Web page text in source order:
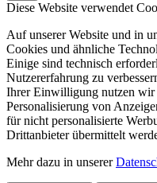
Diese Website verwendet
Auf unserer Website und in
Cookies und ähnliche
Einige sind technisch
Nutzererfahrung zu
Ihrer Einwilligung nutzen wir
Personalisierung von
für nicht personalisierte
Drittanbieter übermittelt
Mehr dazu in unserer